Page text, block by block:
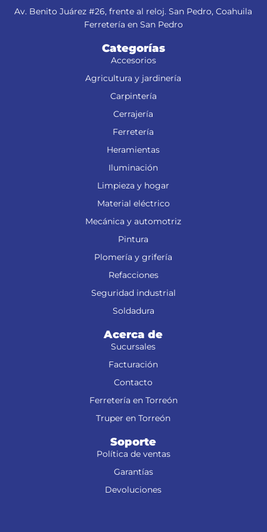
Av. Benito Juárez #26, frente al reloj. San Pedro, Coahuila
Ferretería en San Pedro
Categorías
Accesorios
Agricultura y jardinería
Carpintería
Cerrajería
Ferretería
Heramientas
Iluminación
Limpieza y hogar
Material eléctrico
Mecánica y automotriz
Pintura
Plomería y grifería
Refacciones
Seguridad industrial
Soldadura
Acerca de
Sucursales
Facturación
Contacto
Ferretería en Torreón
Truper en Torreón
Soporte
Política de ventas
Garantías
Devoluciones